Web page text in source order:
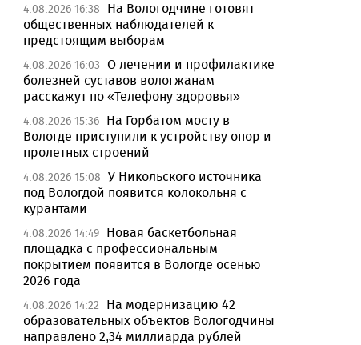
4.08.2026 16:38
На Вологодчине готовят
общественных наблюдателей к
предстоящим выборам
4.08.2026 16:03 О лечении и профилактике
болезней суставов вологжанам
расскажут по «Телефону здоровья»
4.08.2026 15:36 На Горбатом мосту в
Вологде приступили к устройству опор и
пролетных строений
4.08.2026 15:08 У Никольского источника
под Вологдой появится колокольня с
курантами
4.08.2026 14:49 Новая баскетбольная
площадка с профессиональным
покрытием появится в Вологде осенью
2026 года
4.08.2026 14:22
На модернизацию 42
образовательных объектов Вологодчины
направлено 2,34 миллиарда рублей